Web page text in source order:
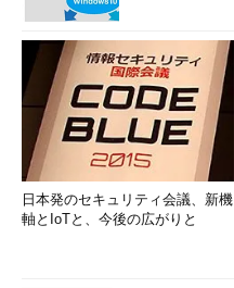
日本発のセキュリティ会議、新機
軸とIoTと、今後の広がりと